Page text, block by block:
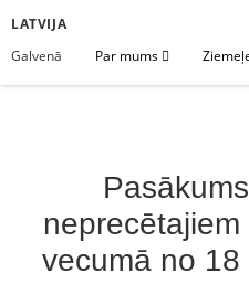
LATVIJA
Galvenā
Par mums
vecumā no